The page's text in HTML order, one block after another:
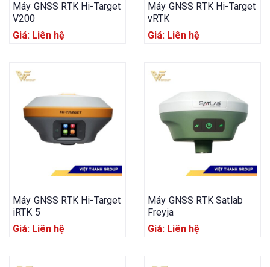
Máy GNSS RTK Hi-Target
V200
Giá: Liên hệ
Máy GNSS RTK Hi-Target
vRTK
Giá: Liên hệ
Máy GNSS RTK Hi-Target
iRTK 5
Giá: Liên hệ
Máy GNSS RTK Satlab
Freyja
Giá: Liên hệ